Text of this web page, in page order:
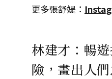
更多張舒媞：
林建才：暢
險，畫出人